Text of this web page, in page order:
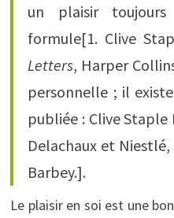
un plaisir
formule[1. Clive
Letters, Harper
personnelle ; il
publiée : Clive Staple
Delachaux et Niestlé,
Barbey.].
Le plaisir en soi est une